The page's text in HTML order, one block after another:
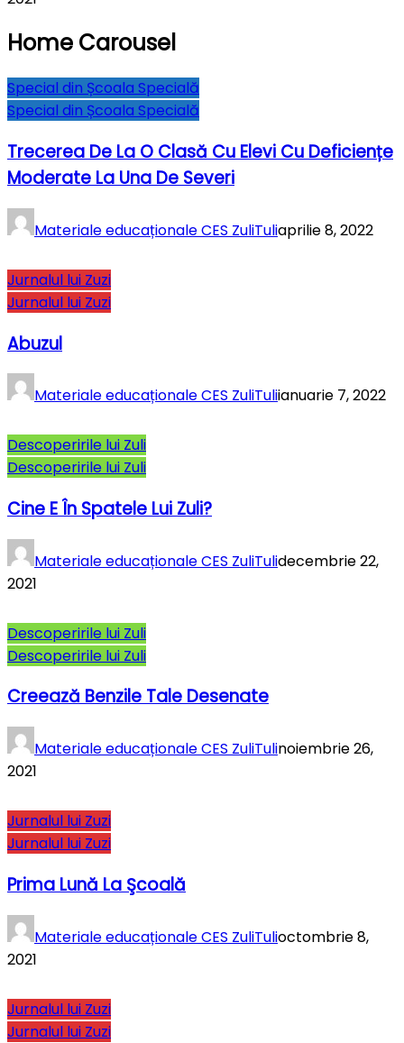
Home Carousel
Special din Școala Specială
Special din Școala Specială
Trecerea De La O Clasă Cu Elevi Cu Deficiențe
Moderate La Una De Severi
Materiale educaționale CES ZuliTuliaprilie 8, 2022
Jurnalul lui Zuzi
Jurnalul lui Zuzi
Abuzul
Materiale educaționale CES ZuliTuliianuarie 7, 2022
Descoperirile lui Zuli
Descoperirile lui Zuli
Cine E În Spatele Lui Zuli?
Materiale educaționale CES ZuliTulidecembrie 22,
2021
Descoperirile lui Zuli
Descoperirile lui Zuli
Creează Benzile Tale Desenate
Materiale educaționale CES ZuliTulinoiembrie 26,
2021
Jurnalul lui Zuzi
Jurnalul lui Zuzi
Prima Lună La Şcoală
Materiale educaționale CES ZuliTulioctombrie 8,
2021
Jurnalul lui Zuzi
Jurnalul lui Zuzi